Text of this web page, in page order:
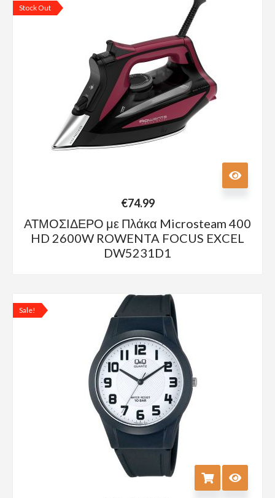
Stock Out
€74.99
ΑΤΜΟΣΙΔΕΡΟ με Πλάκα Microsteam 400
HD 2600W ROWENTA FOCUS EXCEL
DW5231D1
Sale!